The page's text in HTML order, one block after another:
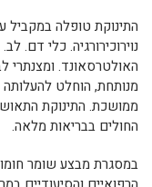
התינוקת טופלה במקביל
נוירוכירורגיה. כלי דם.
האולטרסאונד. ומצנתרי
מנותחת, הוחלט
ממושכת. התינוקת
החולים בבריאות מלאה.
במסגרת מבצע שומר